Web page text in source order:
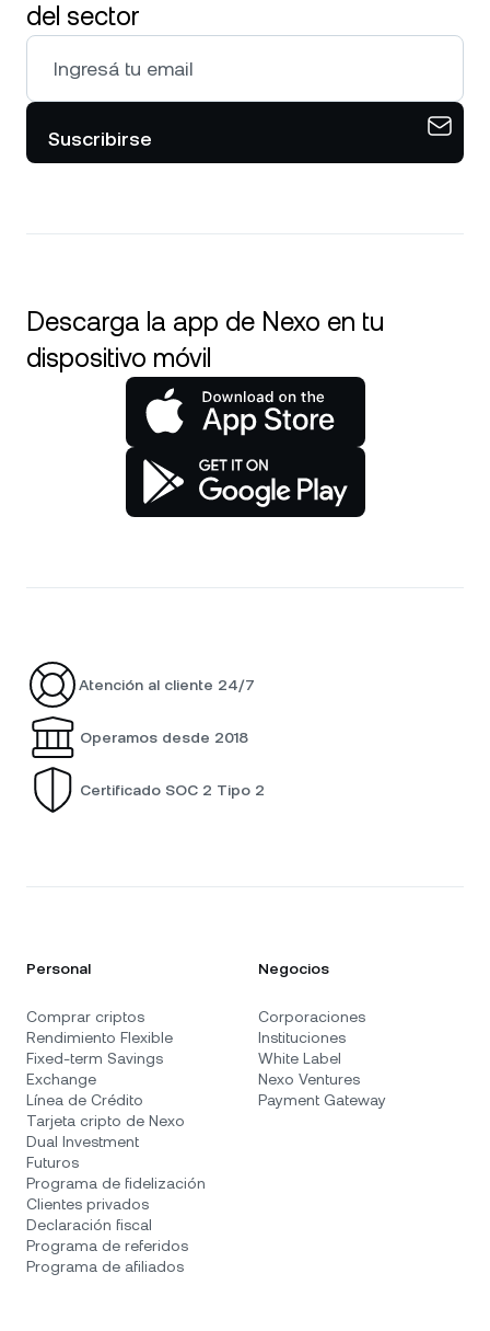
del sector
Suscribirse
Descarga la app de Nexo en tu
dispositivo móvil
Atención al cliente 24/7
Operamos desde 2018
Certificado SOC 2 Tipo 2
Personal
Comprar criptos
Rendimiento Flexible
Fixed-term Savings
Exchange
Línea de Crédito
Tarjeta cripto de Nexo
Dual Investment
Futuros
Programa de fidelización
Clientes privados
Declaración fiscal
Programa de referidos
Programa de afiliados
Negocios
Corporaciones
Instituciones
White Label
Nexo Ventures
Payment Gateway